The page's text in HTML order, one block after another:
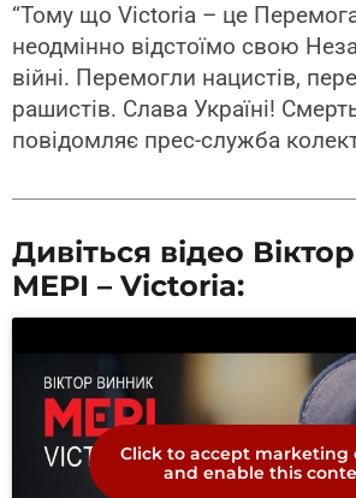
“Тому що Victoria – це
неодмінно відстоїмо свою
війні. Перемогли нацистів,
рашистів. Слава Україні!
повідомляє прес-служба
Дивіться відео
МЕРІ – Victoria:
Click to accept marketing
and enable this